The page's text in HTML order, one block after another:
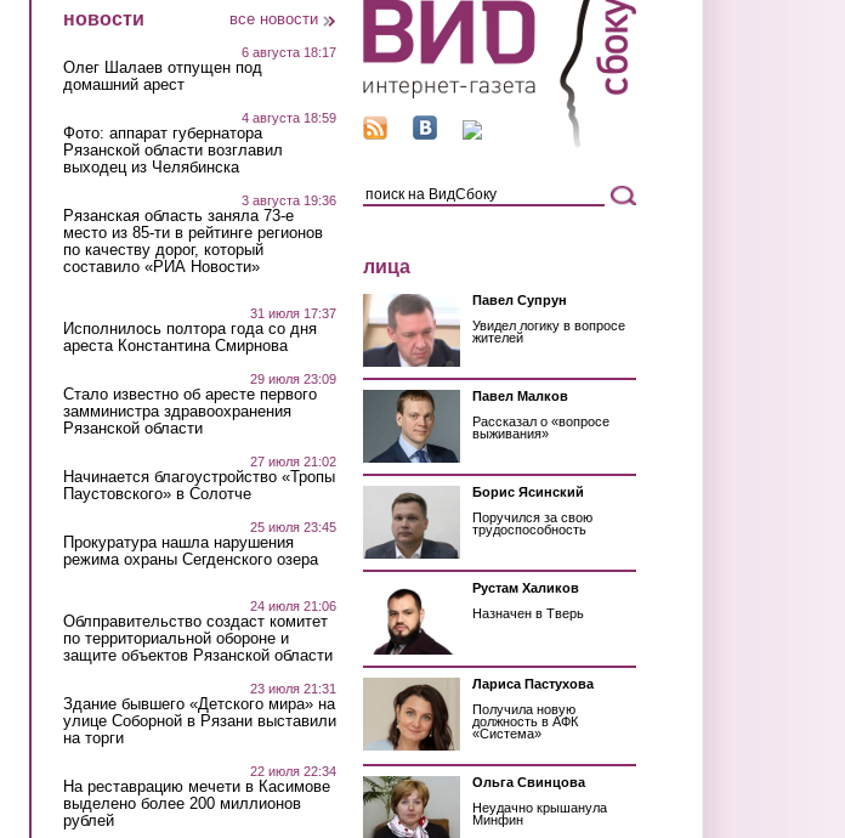
новости все новости
6 августа 18:17
Олег Шалаев отпущен под
домашний арест
4 августа 18:59
Фото: аппарат губернатора
Рязанской области возглавил
выходец из Челябинска
3 августа 19:36
Рязанская область заняла 73-е
место из 85-ти в рейтинге регионов
по качеству дорог, который
составило «РИА Новости»
31 июля 17:37
Исполнилось полтора года со дня
ареста Константина Смирнова
29 июля 23:09
Стало известно об аресте первого
замминистра здравоохранения
Рязанской области
27 июля 21:02
Начинается благоустройство «Тропы
Паустовского» в Солотче
25 июля 23:45
Прокуратура нашла нарушения
режима охраны Сегденского озера
24 июля 21:06
Облправительство создаст комитет
по территориальной обороне и
защите объектов Рязанской области
23 июля 21:31
Здание бывшего «Детского мира» на
улице Соборной в Рязани выставили
на торги
22 июля 22:34
На реставрацию мечети в Касимове
выделено более 200 миллионов
рублей
лица
Павел Супрун
Увидел логику в вопросе
жителей
Павел Малков
Рассказал о «вопросе
выживания»
Борис Ясинский
Поручился за свою
трудоспособность
Рустам Халиков
Назначен в Тверь
Лариса Пастухова
Получила новую
должность в АФК
«Система»
Ольга Свинцова
Неудачно крышанула
Минфин